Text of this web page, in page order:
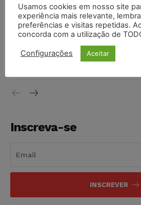
vendia canetas emagrecedoras no
NOTÍCIAS 07/08/2026
Justiça de SP decreta prisão de
morte de advogado
Inscreva-se
INSCREVER
Usamos cookies em nosso site
experiência mais relevante,
preferências e visitas repetidas.
concorda com a utilização de
Configurações Aceitar